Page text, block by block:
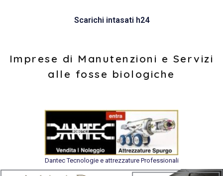
Scarichi intasati h24
Imprese di Manutenzioni e Servizi
alle fosse biologiche
Dantec Tecnologie e attrezzature Professionali